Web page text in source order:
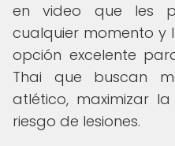
en video que les
cualquier momento y
opción excelente
Thai que buscan
atlético, maximizar
riesgo de lesiones.